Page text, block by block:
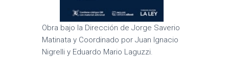
Obra bajo la Dirección de Jorge Saverio
Matinata y Coordinado por Juan Ignacio
Nigrelli y Eduardo Mario Laguzzi.